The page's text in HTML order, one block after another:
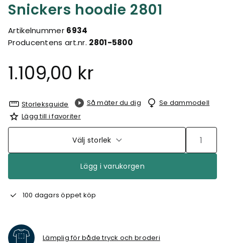
Snickers hoodie 2801
Artikelnummer 6934
Producentens art.nr. 2801-5800
1.109,00 kr
Storleksguide Så mäter du dig
Se dammodell
Lägg till i favoriter
Välj storlek
Lägg i varukorgen
100 dagars öppet köp
Lämplig för både tryck och broderi